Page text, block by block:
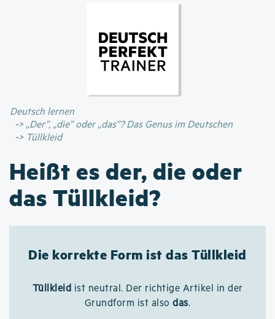
Inhalt
Deutsch lernen
„Der”, „die” oder „das”? Das Genus im Deutschen
Tüllkleid
Heißt es der, die oder
das Tüllkleid?
Die korrekte Form ist das Tüllkleid
Tüllkleid ist neutral. Der richtige Artikel in der
Grundform ist alsodas.